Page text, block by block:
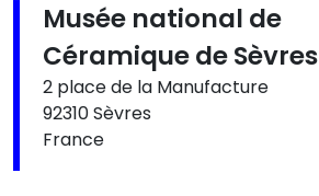
Musée national de
Céramique de Sèvres
2 place de la Manufacture
92310 Sèvres
France